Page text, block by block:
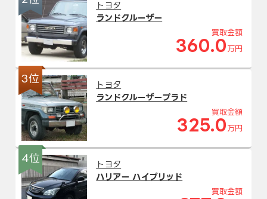
トヨタ
ランドクルーザー
買取金額
360.0 万円
3位
トヨタ
ランドクルーザープラド
買取金額
325.0 万円
4位
トヨタ
ハリアー ハイブリッド
買取金額